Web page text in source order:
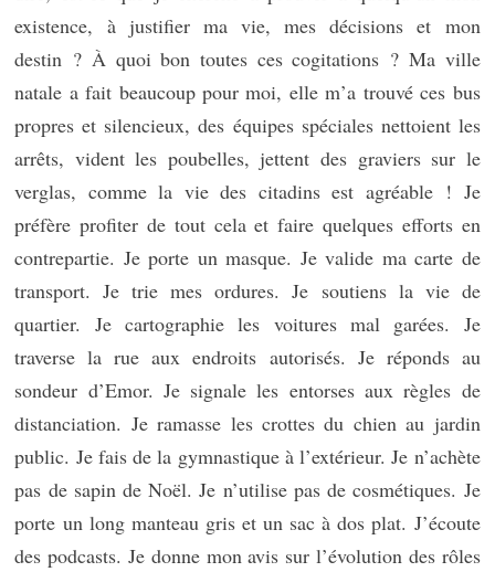
existence, à justifier ma vie, mes décisions et mon
destin ? À quoi bon toutes ces cogitations ? Ma ville
natale a fait beaucoup pour moi, elle m’a trouvé ces bus
propres et silencieux, des équipes spéciales nettoient les
arrêts, vident les poubelles, jettent des graviers sur le
verglas, comme la vie des citadins est agréable ! Je
préfère profiter de tout cela et faire quelques efforts en
contrepartie. Je porte un masque. Je valide ma carte de
transport. Je trie mes ordures. Je soutiens la vie de
quartier. Je cartographie les voitures mal garées. Je
traverse la rue aux endroits autorisés. Je réponds au
sondeur d’Emor. Je signale les entorses aux règles de
distanciation. Je ramasse les crottes du chien au jardin
public. Je fais de la gymnastique à l’extérieur. Je n’achète
pas de sapin de Noël. Je n’utilise pas de cosmétiques. Je
porte un long manteau gris et un sac à dos plat. J’écoute
des podcasts. Je donne mon avis sur l’évolution des rôles